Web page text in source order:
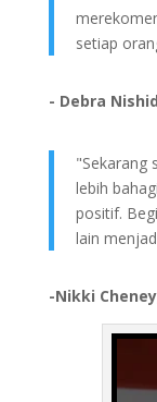
setiap
- Debra
"Sekarang
lebih
positif.
lain
-Nikki